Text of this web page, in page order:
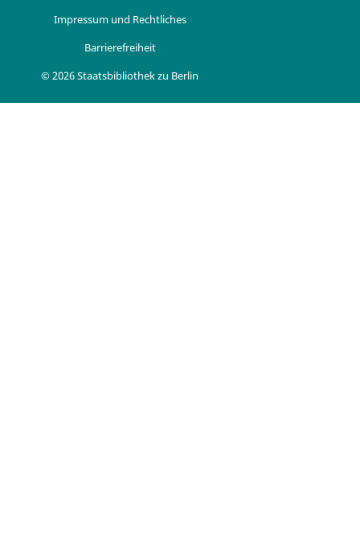
Impressum und Rechtliches
Barrierefreiheit
© 2026 Staatsbibliothek zu Berlin